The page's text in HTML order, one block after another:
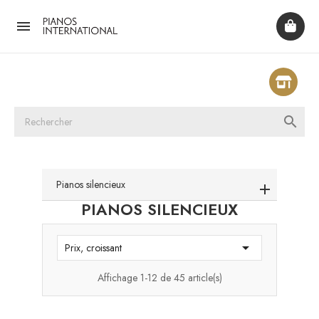


Pianos silencieux
PIANOS SILENCIEUX
Prix, croissant 
Affichage 1-12 de 45 article(s)